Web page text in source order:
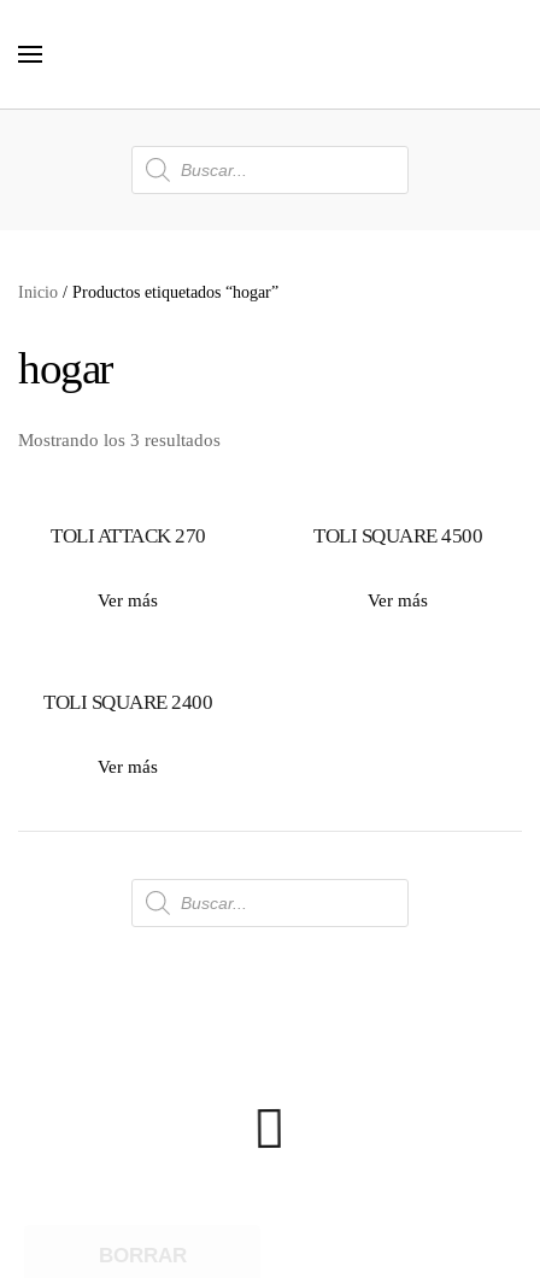
Búsqueda
de
productos
Inicio / Productos etiquetados “hogar”
hogar
Mostrando los 3 resultados
TOLI ATTACK 270
Ver más
TOLI SQUARE 4500
Ver más
TOLI SQUARE 2400
Ver más
Búsqueda
de
productos